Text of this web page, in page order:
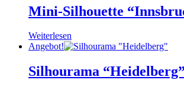
Mini-Silhouette
Weiterlesen
Angebot!
Silhourama “Heidelberg”